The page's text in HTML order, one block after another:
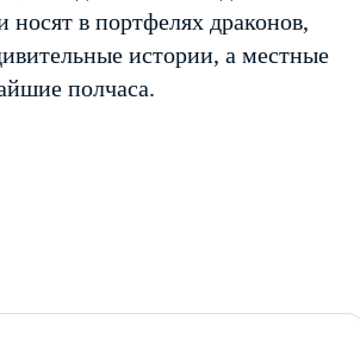
в портфелях драконов,
истории, а местные
полчаса.